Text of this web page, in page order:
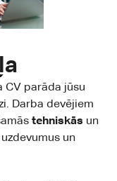
CV parāda jūsu
Darba devējiem
tehniskās un
un